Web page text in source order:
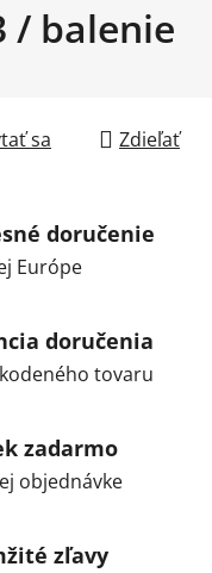
/ balenie
sa Zdieľať
doručenie
Európe
doručenia
tovaru
zadarmo
objednávke
zľavy